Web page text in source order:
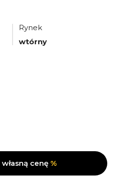
Rynek
wtórny
własną cenę %